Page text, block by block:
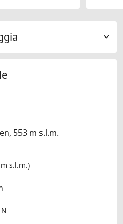
553 m s.l.m.
s.l.m.)